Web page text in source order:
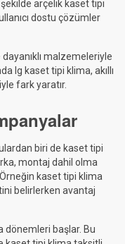
arçelik kaset tipi
dostu çözümler
malzemeleriyle
lg kaset tipi klima, akıllı
fark yaratır.
biri de kaset tipi
montaj dahil olma
kaset tipi klima
belirlerken avantaj
dönemleri başlar. Bu